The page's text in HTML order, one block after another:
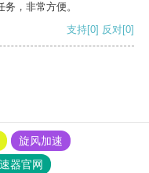
，非常方便。
支持[0] 反对[0]
旋风加速
器官网